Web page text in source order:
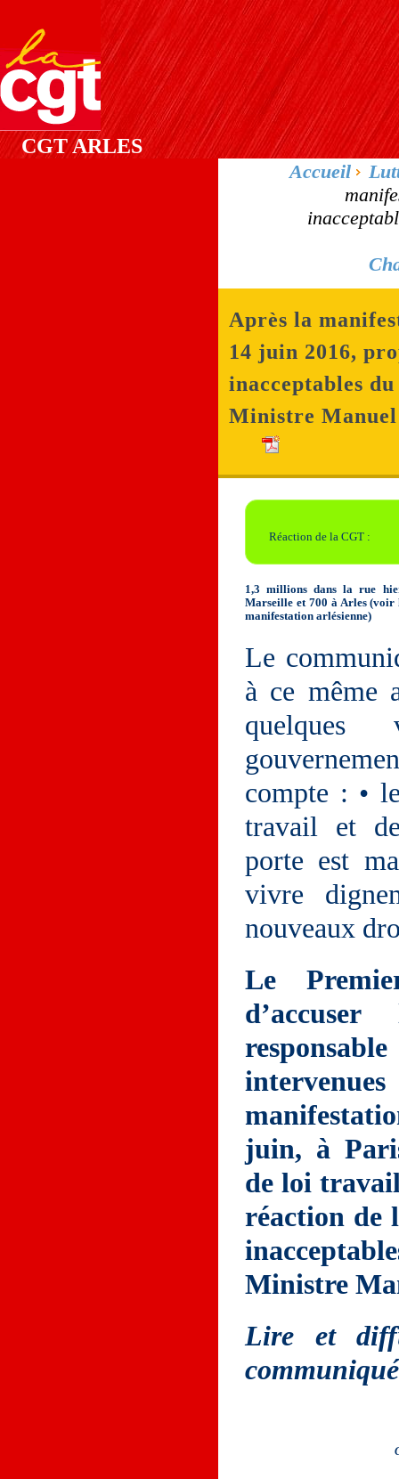
CGT ARLES
Accueil
Après la
14 juin 2016,
inacceptables
Ministre
Réaction de la CGT :
1,3 millions dans la rue
Marseille et 700 à Arles
manifestation arlésienne)
Le
à ce même
compte : •
travail et
porte est
vivre
nouveaux
Le
juin, à
de loi
réaction de
Ministre
Lire et